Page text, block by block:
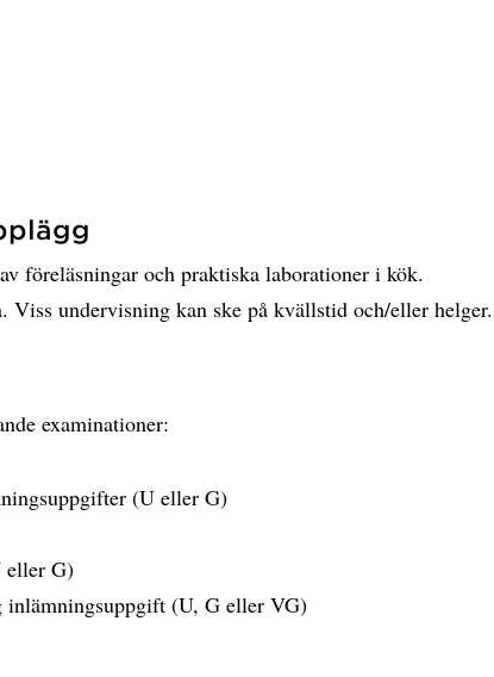
föreläsningar och praktiska laborationer i kök.
Viss undervisning kan ske på kvällstid och/eller helger.
examinationer:
(U eller G)
eller G)
(U, G eller VG)